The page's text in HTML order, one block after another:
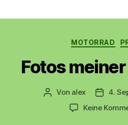
MOTORRAD
Fotos
Beitragsautor
Von alex
4.
Keine